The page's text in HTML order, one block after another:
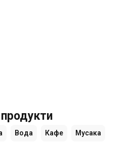
Вода Кафе Мусака